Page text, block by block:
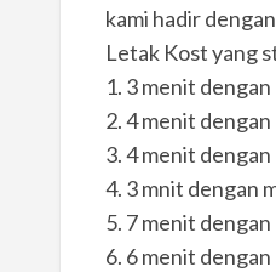
kami hadir
Letak Kost yang
1. 3 menit
2. 4 menit
3. 4 menit
4. 3 mnit dengan
5. 7 menit
6. 6 menit